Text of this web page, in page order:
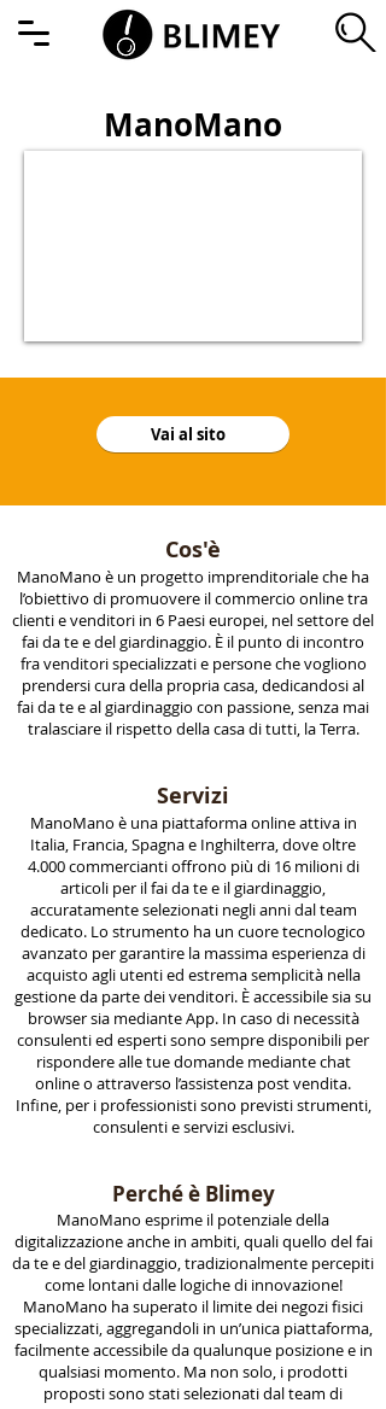
ManoMano
Vai al sito
Cos'è
ManoMano è un progetto imprenditoriale che ha
l’obiettivo di promuovere il commercio online tra
clienti e venditori in 6 Paesi europei, nel settore del
fai da te e del giardinaggio. È il punto di incontro
fra venditori specializzati e persone che vogliono
prendersi cura della propria casa, dedicandosi al
fai da te e al giardinaggio con passione, senza mai
tralasciare il rispetto della casa di tutti, la Terra.
Servizi
ManoMano è una piattaforma online attiva in
Italia, Francia, Spagna e Inghilterra, dove oltre
4.000 commercianti offrono più di 16 milioni di
articoli per il fai da te e il giardinaggio,
accuratamente selezionati negli anni dal team
dedicato. Lo strumento ha un cuore tecnologico
avanzato per garantire la massima esperienza di
acquisto agli utenti ed estrema semplicità nella
gestione da parte dei venditori. È accessibile sia su
browser sia mediante App. In caso di necessità
consulenti ed esperti sono sempre disponibili per
rispondere alle tue domande mediante chat
online o attraverso l’assistenza post vendita.
Infine, per i professionisti sono previsti strumenti,
consulenti e servizi esclusivi.
Perché è Blimey
ManoMano esprime il potenziale della
digitalizzazione anche in ambiti, quali quello del fai
da te e del giardinaggio, tradizionalmente percepiti
come lontani dalle logiche di innovazione!
ManoMano ha superato il limite dei negozi fisici
specializzati, aggregandoli in un’unica piattaforma,
facilmente accessibile da qualunque posizione e in
qualsiasi momento. Ma non solo, i prodotti
proposti sono stati selezionati dal team di